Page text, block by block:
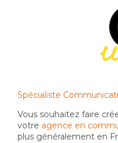
Spécialiste
Vous souhaitez faire
votre agence en
plus généralement en